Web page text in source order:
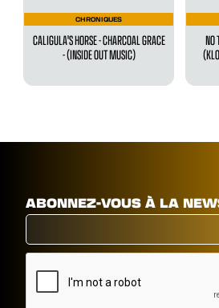
CHRONIQUES
CALIGULA'S HORSE - CHARCOAL GRACE
- (INSIDE OUT MUSIC)
NO
ABONNEZ-VOUS À LA